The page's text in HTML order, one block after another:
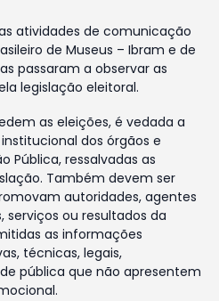
atividades de comunicação
de Museus – Ibram e de
passaram a observar as
legislação eleitoral.
as eleições, é vedada a
dos órgãos e
Pública, ressalvadas as
Também devem ser
autoridades, agentes
serviços ou resultados da
as informações
técnicas, legais,
pública que não apresentem